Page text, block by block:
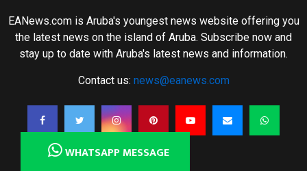
EANews.com is Aruba's youngest news website offering you
the latest news on the island of Aruba. Subscribe now and
stay up to date with Aruba's latest news and information.
Contact us: news@eanews.com
WHATSAPP MESSAGE